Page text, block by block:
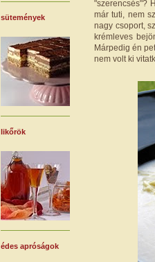
"szerencsés"?
már tuti, nem
nagy csoport,
krémleves
Márpedig én
nem volt ki
sütemények
likőrök
édes apróságok